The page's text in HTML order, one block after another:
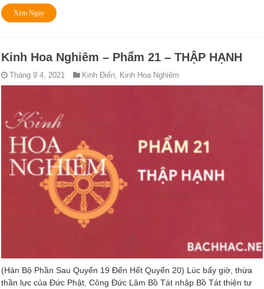
Xem Ngay
Kinh Hoa Nghiêm – Phẩm 21 – THẬP HẠNH
Tháng 9 4, 2021 Kinh Điển, Kinh Hoa Nghiêm
(Hán Bộ Phần Sau Quyển 19 Ðến Hết Quyển 20) Lúc bấy giờ, thừa
thần lực của Ðức Phật, Công Ðức Lâm Bồ Tát nhập Bồ Tát thiện tư